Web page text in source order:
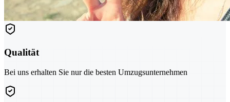
Qualität
Bei uns erhalten Sie nur die besten Umzugsunternehmen